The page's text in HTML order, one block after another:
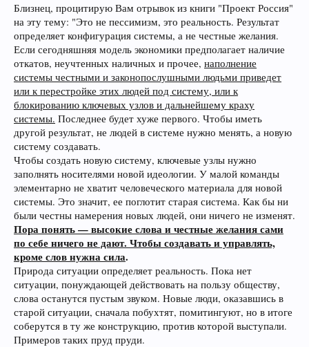
Близнец, процитирую Вам отрывок из книги "Проект Россия"
на эту тему: "Это не пессимизм, это реальность. Результат
определяет конфигурация системы, а не честные желания.
Если сегодняшняя модель экономики предполагает наличие
откатов, неучтенных наличных и прочее, наполнение
системы честными и законопослушными людьми приведет
или к перестройке этих людей под систему, или к
блокированию ключевых узлов и дальнейшему краху
системы. Последнее будет хуже первого. Чтобы иметь
другой результат, не людей в системе нужно менять, а новую
систему создавать.
Чтобы создать новую систему, ключевые узлы нужно
заполнять носителями новой идеологии. У малой команды
элементарно не хватит человеческого материала для новой
системы. Это значит, ее поглотит старая система. Как бы ни
были честны намерения новых людей, они ничего не изменят.
Пора понять — высокие слова и честные желания сами
по себе ничего не дают. Чтобы создавать и управлять,
кроме слов нужна сила.
Природа ситуации определяет реальность. Пока нет
ситуации, понуждающей действовать на пользу обществу,
слова останутся пустым звуком. Новые люди, оказавшись в
старой ситуации, сначала побухтят, помитингуют, но в итоге
соберутся в ту же конструкцию, против которой выступали.
Примеров таких пруд пруди.